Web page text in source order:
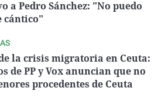
a Pedro Sánchez: "No puedo
cántico"
la crisis migratoria en Ceuta:
de PP y Vox anuncian que no
procedentes de Ceuta